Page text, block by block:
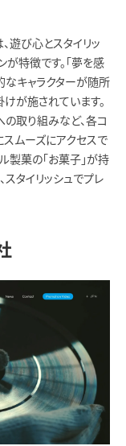
遊び心とスタイリッ
特徴です。​「夢を感
なキャラクターが随所
が施されています。
の取り組みなど、各コ
ムーズにアクセスで
製菓の「お菓子」が持
タイリッシュでプレ